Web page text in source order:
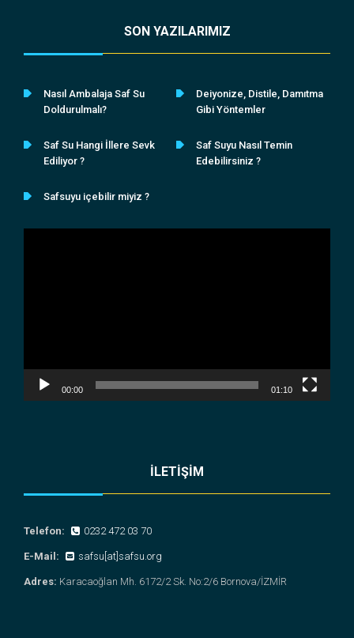
SON YAZILARIMIZ
Nasıl Ambalaja Saf Su
Doldurulmalı?
Deiyonize, Distile, Damıtma
Gibi Yöntemler
Saf Su Hangi İllere Sevk
Ediliyor ?
Saf Suyu Nasıl Temin
Edebilirsiniz ?
Safsuyu içebilir miyiz ?
00:00 01:10
İLETİŞİM
Telefon: 0232 472 03 70
E-Mail: safsu[at]safsu.org
Adres: Karacaoğlan Mh. 6172/2 Sk. No:2/6 Bornova/İZMİR